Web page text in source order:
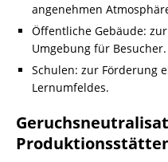
angenehmen
Öffentliche Gebäude:
Umgebung für Besucher.
Schulen: zur Förderung
Lernumfeldes.